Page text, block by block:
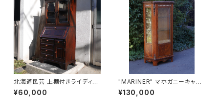
北海道民芸 上棚付きライディン
グビューロー
¥60,000
"MARINER" マホガニーキャビ
ネット
¥130,000